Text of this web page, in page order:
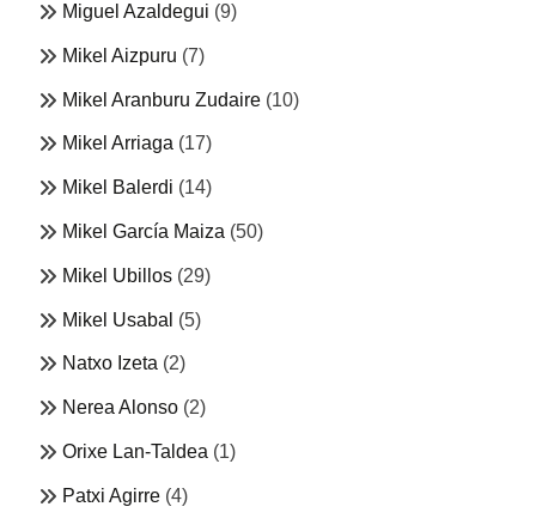
Miguel Azaldegui (9)
Mikel Aizpuru (7)
Mikel Aranburu Zudaire (10)
Mikel Arriaga (17)
Mikel Balerdi (14)
Mikel García Maiza (50)
Mikel Ubillos (29)
Mikel Usabal (5)
Natxo Izeta (2)
Nerea Alonso (2)
Orixe Lan-Taldea (1)
Patxi Agirre (4)